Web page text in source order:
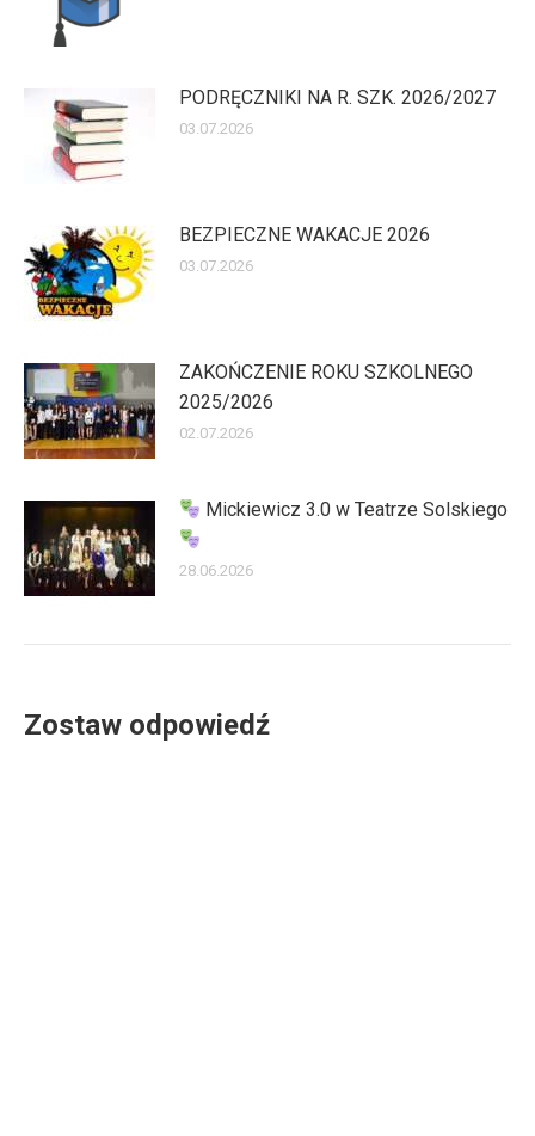
PODRĘCZNIKI NA R. SZK. 2026/2027
03.07.2026
BEZPIECZNE WAKACJE 2026
03.07.2026
ZAKOŃCZENIE ROKU SZKOLNEGO
2025/2026
02.07.2026
Mickiewicz 3.0 w Teatrze Solskiego
28.06.2026
Zostaw odpowiedź